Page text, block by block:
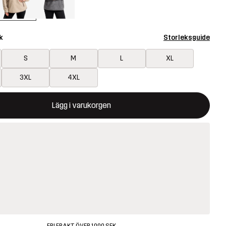
Storleksguide
S M L XL
3XL 4XL
Lägg i varukorgen
att öppna en modal som bekräftar en ny vara i varukorg